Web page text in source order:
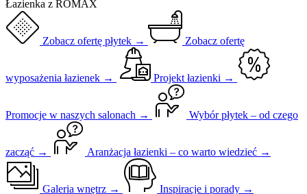
Łazienka z ROMAX
Zobacz ofertę płytek → Zobacz ofertę
wyposażenia łazienek → Projekt łazienki →
Promocje w naszych salonach → Wybór płytek – od czego
zacząć → Aranżacja łazienki – co warto wiedzieć →
Galeria wnętrz → Inspiracje i porady →